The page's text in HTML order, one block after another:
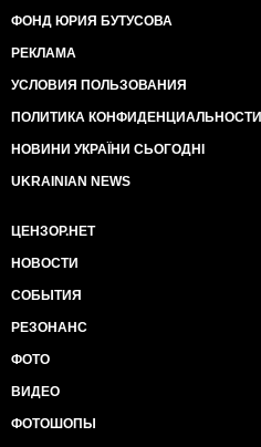
ФОНД ЮРИЯ БУТУСОВА
РЕКЛАМА
УСЛОВИЯ ПОЛЬЗОВАНИЯ
ПОЛИТИКА КОНФИДЕНЦИАЛЬНОСТИ
НОВИНИ УКРАЇНИ СЬОГОДНІ
UKRAINIAN NEWS
ЦЕНЗОР.НЕТ
НОВОСТИ
СОБЫТИЯ
РЕЗОНАНС
ФОТО
ВИДЕО
ФОТОШОПЫ